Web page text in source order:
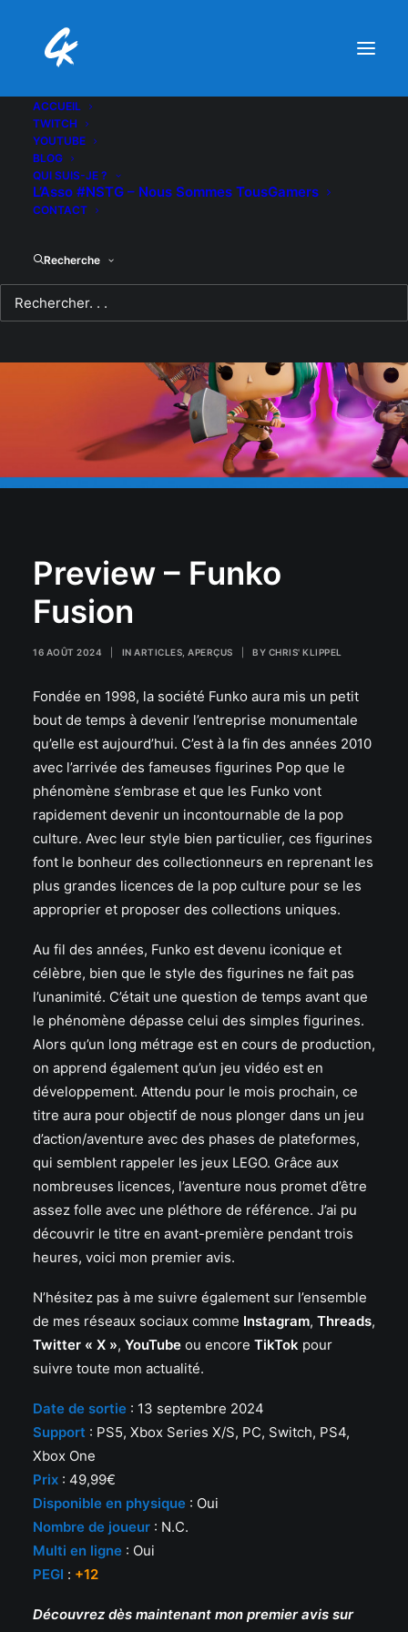
ACCUEIL
TWITCH
YOUTUBE
BLOG
QUI SUIS-JE ?
L’Asso #NSTG – Nous Sommes TousGamers
CONTACT
Recherche
Preview – Funko
Fusion
16 AOÛT 2024 IN ARTICLES APERÇUS BY CHRIS' KLIPPEL
Fondée en 1998, la société Funko aura mis un petit
bout de temps à devenir l’entreprise monumentale
qu’elle est aujourd’hui. C’est à la fin des années 2010
avec l’arrivée des fameuses figurines Pop que le
phénomène s’embrase et que les Funko vont
rapidement devenir un incontournable de la pop
culture. Avec leur style bien particulier, ces figurines
font le bonheur des collectionneurs en reprenant les
plus grandes licences de la pop culture pour se les
approprier et proposer des collections uniques.
Au fil des années, Funko est devenu iconique et
célèbre, bien que le style des figurines ne fait pas
l’unanimité. C’était une question de temps avant que
le phénomène dépasse celui des simples figurines.
Alors qu’un long métrage est en cours de production,
on apprend également qu’un jeu vidéo est en
développement. Attendu pour le mois prochain, ce
titre aura pour objectif de nous plonger dans un jeu
d’action/aventure avec des phases de plateformes,
qui semblent rappeler les jeux LEGO. Grâce aux
nombreuses licences, l’aventure nous promet d’être
assez folle avec une pléthore de référence. J’ai pu
découvrir le titre en avant-première pendant trois
heures, voici mon premier avis.
N’hésitez pas à me suivre également sur l’ensemble
de mes réseaux sociaux comme Instagram, Threads,
Twitter « X », YouTube ou encore TikTok pour
suivre toute mon actualité.
Date de sortie : 13 septembre 2024
Support : PS5, Xbox Series X/S, PC, Switch, PS4,
Xbox One
Prix : 49,99€
Disponible en physique : Oui
Nombre de joueur : N.C.
Multi en ligne : Oui
PEGI : +12
Découvrez dès maintenant mon premier avis sur